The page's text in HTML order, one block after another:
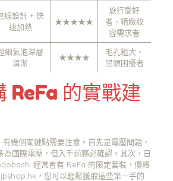
線設計 + 快
速加熱
★★★★★
旅行愛好
者、精緻妝
容需求者
細氣泡深層
清潔
★★★★
毛孔粗大、
黑頭困擾者
ReFa 的實戰建
幾個關鍵點需要注意。首先是電壓問題，
為國際電壓，但入手前務必確認。其次，日
經常會有 ReFa 的限定套裝，價格
，您可以輕鬆獲取這些第一手的